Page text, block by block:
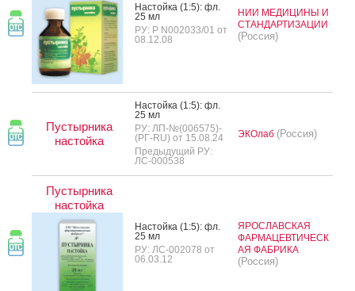
Нас­той­ка (1:5): фл.
25 мл
РУ: Р N002033/01 от
08.12.08
НИИ МЕДИЦИНЫ И
СТАНДАРТИЗАЦИИ
(Россия)
Пустырника
настойка
Нас­той­ка (1:5): фл.
25 мл
РУ: ЛП-№(006575)-
(РГ-RU) от 15.08.24
Предыдущий РУ:
ЛС-000538
ЭКОлаб (Россия)
Пустырника
настойка
Нас­той­ка (1:5): фл.
25 мл
РУ: ЛС-002078 от
06.03.12
ЯРОСЛАВСКАЯ
ФАРМАЦЕВТИЧЕСК
АЯ ФАБРИКА
(Россия)